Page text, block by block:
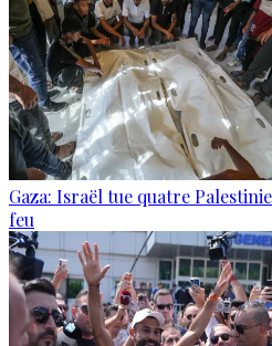
Gaza: Israël tue quatre
feu